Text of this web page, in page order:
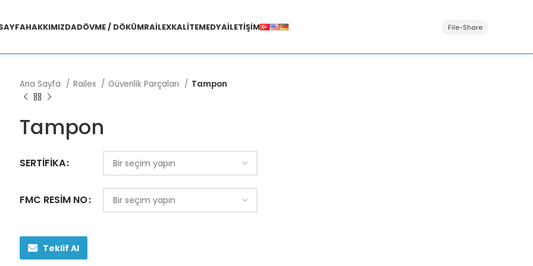
HAKKIMIZDADÖVME / DÖKÜMRAILEXKALITEMEDYAİLETIŞIM File-Share
Ana Sayfa Railex Güvenlik Parçaları Tampon
Tampon
SERTIFIKA
FMC RESIM NO
Teklif Al